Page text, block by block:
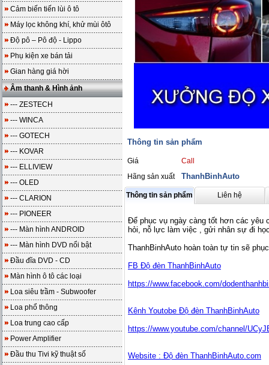
Cảm biến tiến lùi ô tô
Máy lọc không khí, khử mùi ôtô
Độ pô – Pô độ - Lippo
Phụ kiện xe bán tải
Gian hàng giá hời
Âm thanh & Hình ảnh
--- ZESTECH
--- WINCA
--- GOTECH
--- KOVAR
--- ELLIVIEW
--- OLED
--- CLARION
--- PIONEER
--- Màn hình ANDROID
--- Màn hình DVD nổi bật
Đầu đĩa DVD - CD
Màn hình ô tô các loại
Loa siêu trầm - Subwoofer
Loa phổ thông
Loa trung cao cấp
Power Amplifier
Đầu thu Tivi kỹ thuật số
Thông tin sản phẩm
Giá
Call
Hãng sản xuất
ThanhBinhAuto
Thông tin sản phẩm Liên hệ
Để phục vụ ngày càng tốt hơn các yêu
hỏi, nỗ lực làm việc , gửi nhân sự đi
ThanhBinhAuto hoàn toàn tự tin sẽ
FB Độ đèn ThanhBinhAuto
https://www.facebook.com/
Kênh Youtobe Độ đèn ThanhBinhAuto
https://www.youtube.com/channel/
Website : Độ đèn ThanhBinhAuto.com